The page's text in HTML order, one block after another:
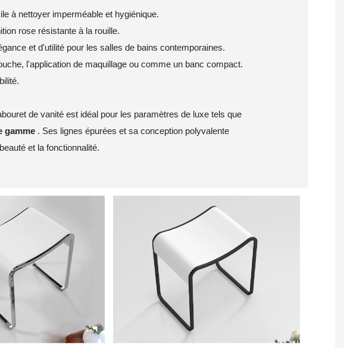
à nettoyer imperméable et hygiénique.
rose résistante à la rouille.
et d'utilité pour les salles de bains contemporaines.
l'application de maquillage ou comme un banc compact.
de vanité est idéal pour les paramètres de luxe tels que
gamme . Ses lignes épurées et sa conception polyvalente
et la fonctionnalité.